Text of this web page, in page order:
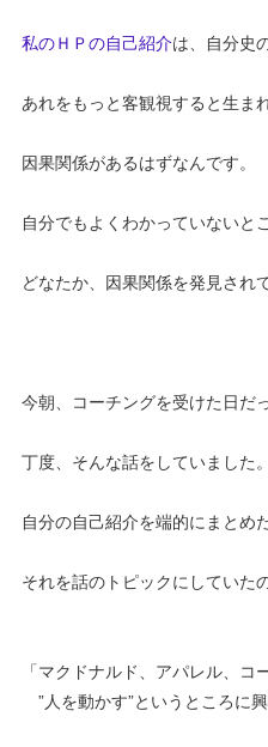
私のＨＰの自己紹介は、自分史
あれをもっと客観視すると生ま
因果関係があるはずなんです。
自分でもよくわかっていないと
どなたか、因果関係を発見され
今朝、コーチングを受けた日だ
丁度、そんな話をしていました。
自分の自己紹介を端的にまとめ
それを話のトピックにしていた
「マクドナルド、アパレル、コ
”人を動かす”というところに